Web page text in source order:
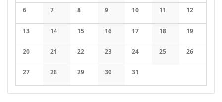
Keine Veranstaltungen
Keine Veranstaltungen
Keine Veranstaltungen
Keine Keine
6
Keine Veranstaltungen
7
Keine Veranstaltungen
8
Keine Veranstaltungen
9
Keine Veranstaltungen
10
Keine Veranstaltungen
11
Keine
12
Keine
13
Keine Veranstaltungen
14
Keine Veranstaltungen
15
Keine Veranstaltungen
16
Keine Veranstaltungen
17
Keine Veranstaltungen
18
Keine
19
Keine
20
Keine Veranstaltungen
21
Keine Veranstaltungen
22
Keine Veranstaltungen
23
Keine Veranstaltungen
24
Keine Veranstaltungen
25
Keine
26
Keine
27
Keine Veranstaltungen
28
Keine Veranstaltungen
29
Keine Veranstaltungen
30
Keine Veranstaltungen
31
Keine Veranstaltungen